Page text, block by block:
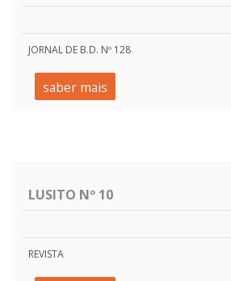
JORNAL DE B.D. Nº 128
saber mais
LUSITO Nº 10
REVISTA